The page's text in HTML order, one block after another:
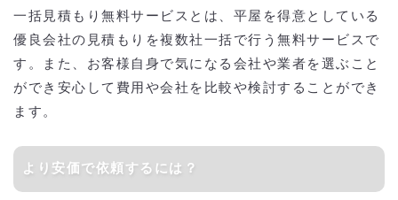
一括見積もり無料サービスとは、平屋を得意としている
優良会社の見積もりを複数社一括で行う無料サービスで
す。また、お客様自身で気になる会社や業者を選ぶこと
ができ安心して費用や会社を比較や検討することができ
ます。
より安価で依頼するには？